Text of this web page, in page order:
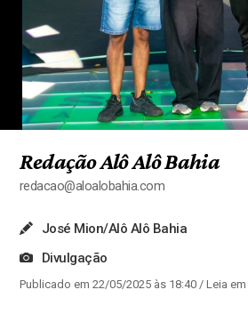
Redação Alô Alô Bahia
redacao@aloalobahia.com
José Mion/Alô Alô Bahia
Divulgação
Publicado em 22/05/2025 às 18:40/ Leia em